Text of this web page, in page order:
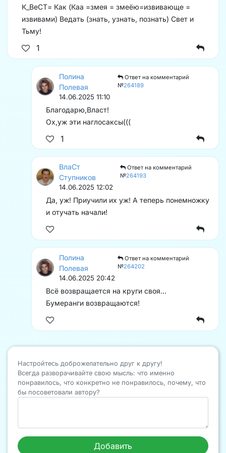
К_ВеСТ= Как (Каа =змея = змеёю=извивающе =
извивами) Ведать (знать, узнать, познать) Свет и
Тьму!
1
Полина
Полевая
Ответ на комментарий
№264189
14.06.2025 11:10
Благодарю,Власт!
Ох,уж эти наглосаксы(((
1
ВлаСт
Ступников
Ответ на комментарий
№264193
14.06.2025 12:02
Да, уж! Приучили их уж! А теперь понемножку
и отучать начали!
Полина
Полевая
Ответ на комментарий
№264202
14.06.2025 20:42
Всё возвращается на круги своя…
Бумеранги возвращаются!
Настройтесь доброжелательно друг к другу!
Всегда разворачивайте свою мысль: что именно
понравилось, что конкретно не понравилось, почему, что
бы посоветовали автору?